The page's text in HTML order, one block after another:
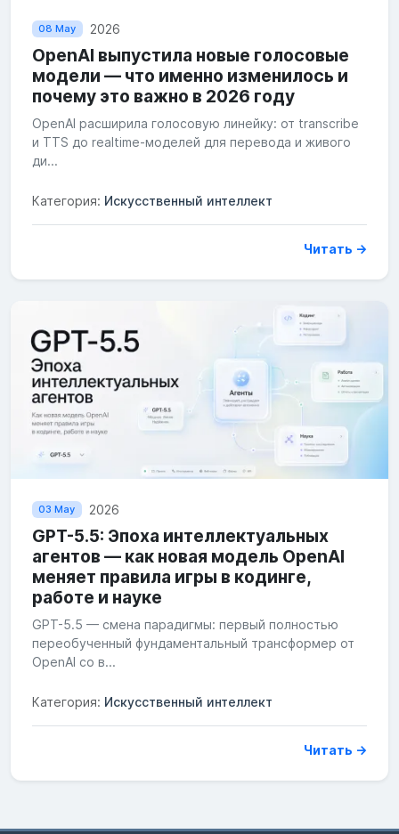
08 May 2026
OpenAI выпустила новые голосовые
модели — что именно изменилось и
почему это важно в 2026 году
OpenAI расширила голосовую линейку: от transcribe
и TTS до realtime-моделей для перевода и живого
ди...
Категория: Искусственный интеллект
Читать →
03 May 2026
GPT-5.5: Эпоха интеллектуальных
агентов — как новая модель OpenAI
меняет правила игры в кодинге,
работе и науке
GPT-5.5 — смена парадигмы: первый полностью
переобученный фундаментальный трансформер от
OpenAI со в...
Категория: Искусственный интеллект
Читать →